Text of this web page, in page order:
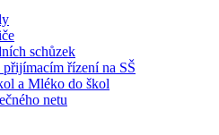
schůzek
řízení na SŠ
a Mléko do škol
netu